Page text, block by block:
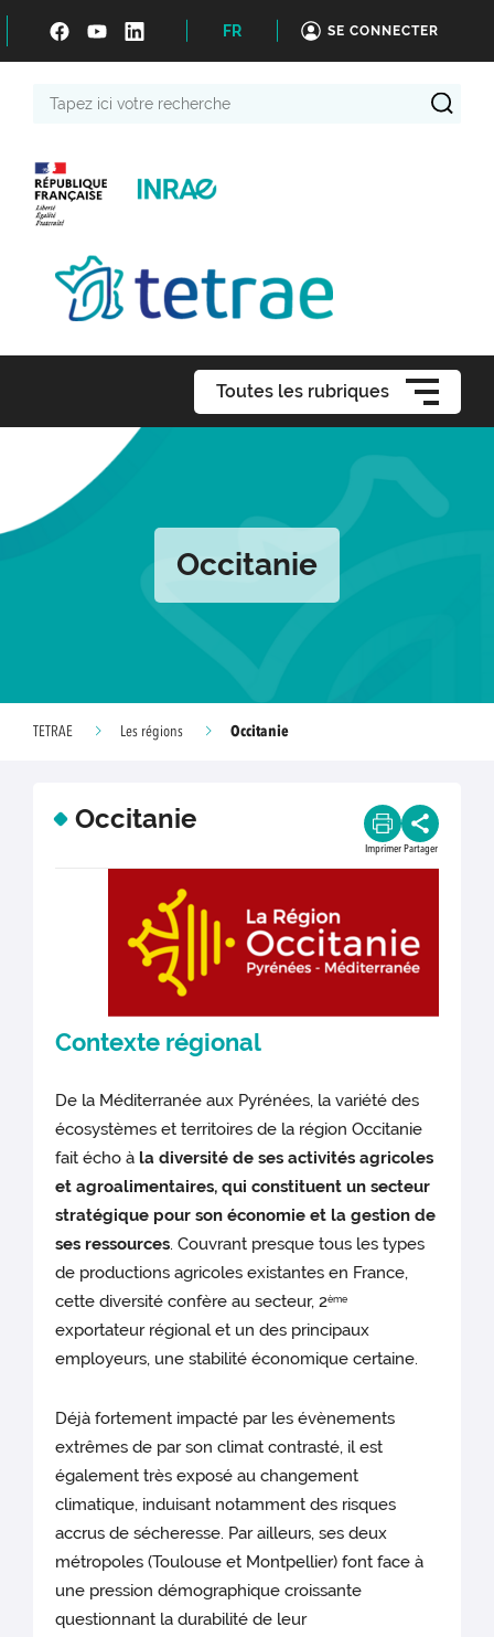
FR SE CONNECTER
Toutes les rubriques
Occitanie
TETRAE Les régions Occitanie
Occitanie
Imprimer Partager
Contexte régional
De la Méditerranée aux Pyrénées, la variété des
écosystèmes et territoires de la région Occitanie
fait écho à la diversité de ses activités agricoles
et agroalimentaires, qui constituent un secteur
stratégique pour son économie et la gestion de
ses ressources. Couvrant presque tous les types
de productions agricoles existantes en France,
cette diversité confère au secteur, 2ème
exportateur régional et un des principaux
employeurs, une stabilité économique certaine.
Déjà fortement impacté par les évènements
extrêmes de par son climat contrasté, il est
également très exposé au changement
climatique, induisant notamment des risques
accrus de sécheresse. Par ailleurs, ses deux
métropoles (Toulouse et Montpellier) font face à
une pression démographique croissante
questionnant la durabilité de leur